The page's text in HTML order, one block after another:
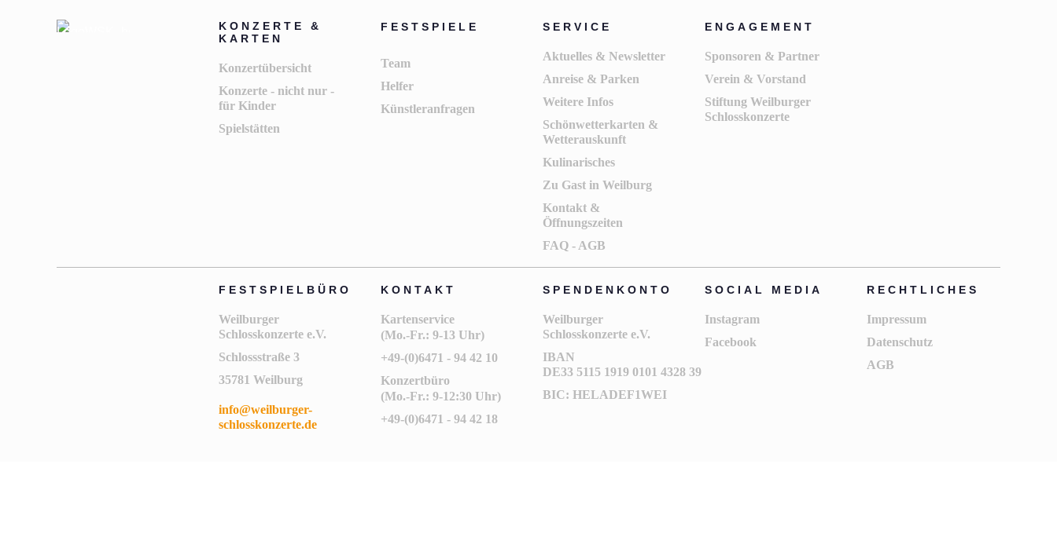
KONZERTE &
KARTEN
Konzertübersicht
Konzerte - nicht nur -
für Kinder
Spielstätten
FESTSPIELE
Team
Helfer
Künstleranfragen
SERVICE
Aktuelles & Newsletter
Anreise & Parken
Weitere Infos
Schönwetterkarten &
Wetterauskunft
Kulinarisches
Zu Gast in Weilburg
Kontakt &
Öffnungszeiten
FAQ - AGB
ENGAGEMENT
Sponsoren & Partner
Verein & Vorstand
Stiftung Weilburger
Schlosskonzerte
FESTSPIELBÜRO
Weilburger
Schlosskonzerte e.V.
Schlossstraße 3
35781 Weilburg
info@weilburger-
schlosskonzerte.de
KONTAKT
Kartenservice
(Mo.-Fr.: 9-13 Uhr)
+49-(0)6471 - 94 42 10
Konzertbüro
(Mo.-Fr.: 9-12:30 Uhr)
+49-(0)6471 - 94 42 18
SPENDENKONTO
Weilburger
Schlosskonzerte e.V.
IBAN
DE33 5115 1919 0101 4328 39
BIC: HELADEF1WEI
SOCIAL MEDIA
Instagram
Facebook
RECHTLICHES
Impressum
Datenschutz
AGB